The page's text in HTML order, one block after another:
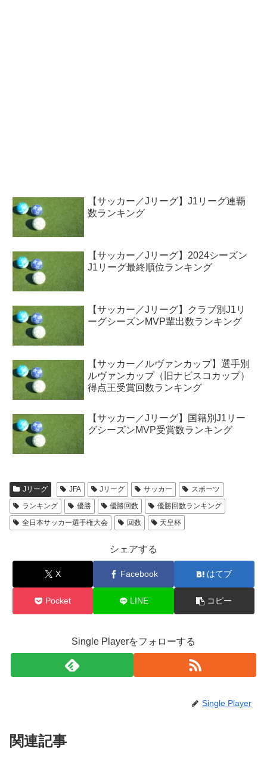
【サッカー／Jリーグ】J1リーグ連覇
数ランキング
【サッカー／Jリーグ】2024シーズン
J1リーグ最終順位ランキング
【サッカー／Jリーグ】クラブ別J1リ
ーグシーズンMVP輩出数ランキング
【サッカー／ルヴァンカップ】選手別
ルヴァンカップ（旧ナビスコカップ）
得点王受賞回数ランキング
【サッカー／Jリーグ】国籍別J1リー
グシーズンMVP受賞数ランキング
Jリーグ JFA Jリーグ サッカー
スポーツ
ランキング
優勝 優勝回数
優勝回数ランキング
全日本サッカー選手権大会
回数 天皇杯
シェアする
X Facebook はてブ
Pocket LINE コピー
Single Playerをフォローする
Single Player
関連記事